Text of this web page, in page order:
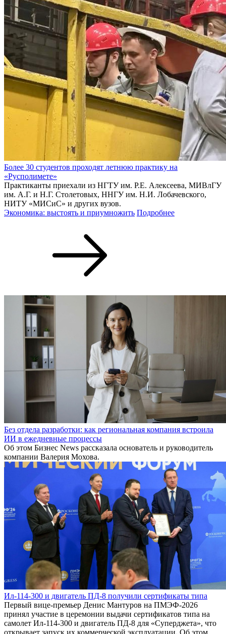
Более 30 студентов проходят летнюю практику на
«Русполимете»
Практиканты приехали из НГТУ им. Р.Е. Алексеева, МИВлГУ
им. А.Г. и Н.Г. Столетовых, ННГУ им. Н.И. Лобачевского,
НИТУ «МИСиС» и других вузов.
Экономика: выстоять и приумножить Подробнее
Без отдела разработки: как региональная компания встроила
ИИ в ежедневные процессы
Об этом Бизнес News рассказала основатель и руководитель
компании Валерия Мохова.
Ил-114-300 и двигатель ПД-8 получили сертификаты типа
Первый вице-премьер Денис Мантуров на ПМЭФ-2026
принял участие в церемонии выдачи сертификатов типа на
самолет Ил-114-300 и двигатель ПД-8 для «Суперджета», что
открывает запуск их коммерческой эксплуатации. Об этом